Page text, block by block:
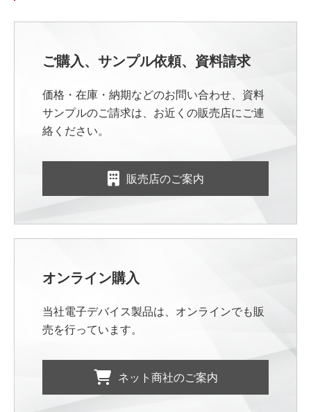
ご購入、サンプル依頼、資料請求
価格・在庫・納期などのお問い合わせ、資料
サンプルのご請求は、お近くの販売店にご連
絡ください。
販売店のご案内
オンライン購入
当社電子デバイス製品は、オンラインでも販
売を行っています。
ネット商社のご案内